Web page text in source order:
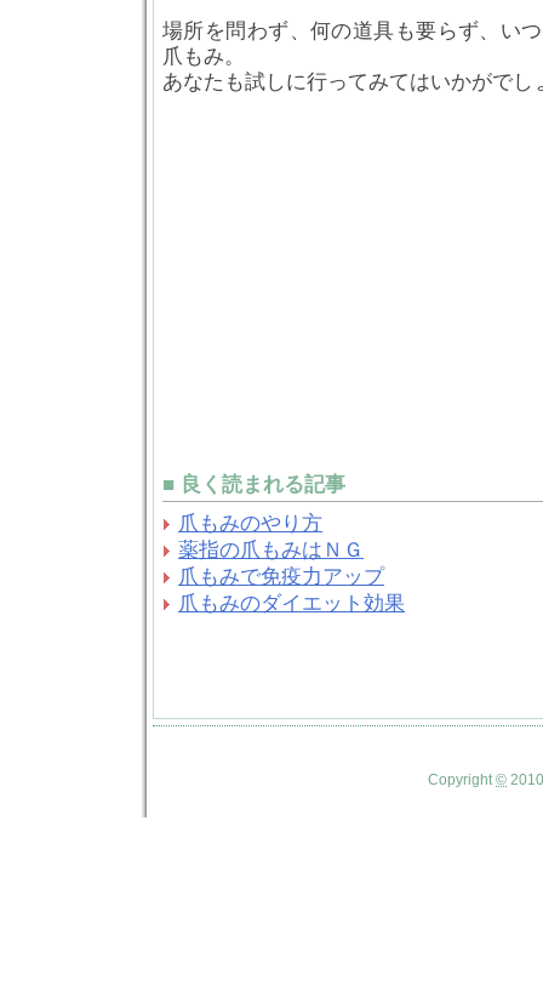
場所を問わず、何の道具も要らず、い
爪もみ。
あなたも試しに行ってみてはいかがでし
■ 良く読まれる記事
爪もみのやり方
薬指の爪もみはＮＧ
爪もみで免疫力アップ
爪もみのダイエット効果
Copyright©